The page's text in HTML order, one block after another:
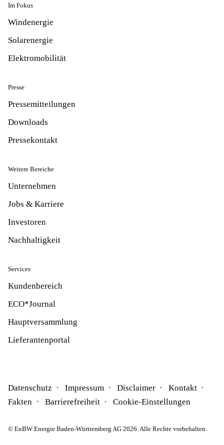
Im Fokus
Windenergie
Solarenergie
Elektromobilität
Presse
Pressemitteilungen
Downloads
Pressekontakt
Weitere Bereiche
Unternehmen
Jobs & Karriere
Investoren
Nachhaltigkeit
Services
Kundenbereich
ECO*Journal
Hauptversammlung
Lieferantenportal
Datenschutz Impressum Disclaimer
Kontakt
Fakten
Barrierefreiheit Cookie-Einstellungen
© EnBW Energie Baden-Württemberg AG 2026. Alle Rechte vorbehalten.